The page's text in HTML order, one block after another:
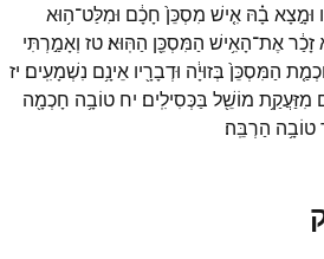
וּמָ֣צָא בָ֗הּ אִ֤ישׁ מִסְכֵּן֙ חָכָ֔ם וּמִלַּט־ה֥וּא
זָכַ֔ראֶת־הָאִ֥ישׁ הַמִּסְכֵּ֖ן הַהּֽוּא׃טז וְאָמַ֣רְתִּי
הַמִּסְכֵּן֙ בְּזוּיָ֔ה וּדְבָרָ֖יו אֵינָ֥ם נִשְׁמָעִֽים׃ יז
מִזַּעֲקַ֥ת מוֹשֵׁ֖ל בַּכְּסִילִֽים׃ יח טוֹבָ֥ה חָכְמָ֖ה
טוֹבָ֥ה הַרְבֵּֽה׃